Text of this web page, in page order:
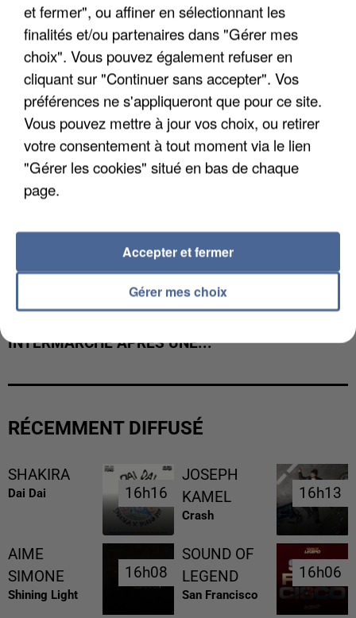
UNE TOURISTE DE L’OISE EMPORTÉE PAR UNE
COULÉE DE BOUE EN HAUTE-SAVOIE
INTERMARCHÉ APRÈS UNE...
RÉCEMMENT DIFFUSÉ
SHAKIRA
Dai Dai 16h16
16h16
JOSEPH
KAMEL
Crash
16h13
16h13
AIME
SIMONE
Shining Light
16h08
16h08
SOUND OF
LEGEND
San Francisco
16h06
16h06
et fermer", ou affiner en sélectionnant les
finalités et/ou partenaires dans "Gérer mes
choix". Vous pouvez également refuser en
cliquant sur "Continuer sans accepter". Vos
préférences ne s'appliqueront que pour ce site.
Vous pouvez mettre à jour vos choix, ou retirer
votre consentement à tout moment via le lien
"Gérer les cookies" situé en bas de chaque
page.
Gérer mes choix
Accepter et fermer